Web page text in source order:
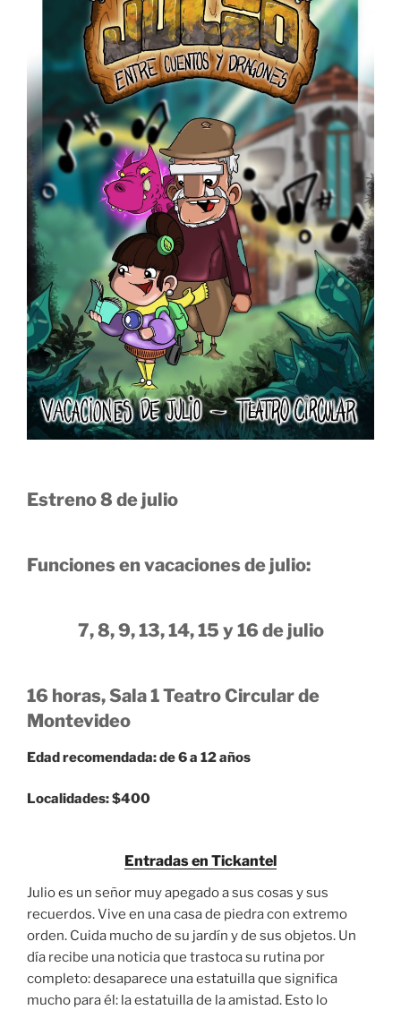
Estreno 8 de julio
Funciones en vacaciones de julio:
7, 8, 9, 13, 14, 15 y 16 de julio
16 horas, Sala 1 Teatro Circular de
Montevideo
Edad recomendada: de 6 a 12 años
Localidades: $400
Entradas en Tickantel
Julio es un señor muy apegado a sus cosas y sus
recuerdos. Vive en una casa de piedra con extremo
orden. Cuida mucho de su jardín y de sus objetos. Un
día recibe una noticia que trastoca su rutina por
completo: desaparece una estatuilla que significa
mucho para él: la estatuilla de la amistad. Esto lo